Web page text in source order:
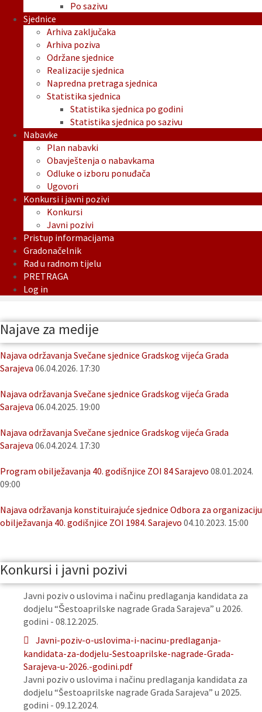
Po sazivu
Sjednice
Arhiva zaključaka
Arhiva poziva
Održane sjednice
Realizacije sjednica
Napredna pretraga sjednica
Statistika sjednica
Statistika sjednica po godini
Statistika sjednica po sazivu
Nabavke
Plan nabavki
Obavještenja o nabavkama
Odluke o izboru ponuđača
Ugovori
Konkursi i javni pozivi
Konkursi
Javni pozivi
Pristup informacijama
Gradonačelnik
Rad u radnom tijelu
PRETRAGA
Log in
Najave za medije
Najava održavanja Svečane sjednice Gradskog vijeća Grada
Sarajeva 06.04.2026. 17:30
Najava održavanja Svečane sjednice Gradskog vijeća Grada
Sarajeva 06.04.2025. 19:00
Najava održavanja Svečane sjednice Gradskog vijeća Grada
Sarajeva 06.04.2024. 17:30
Program obilježavanja 40. godišnjice ZOI 84 Sarajevo 08.01.2024.
09:00
Najava održavanja konstituirajuće sjednice Odbora za organizaciju
obilježavanja 40. godišnjice ZOI 1984. Sarajevo 04.10.2023. 15:00
Konkursi i javni pozivi
Javni poziv o uslovima i načinu predlaganja kandidata za
dodjelu “Šestoaprilske nagrade Grada Sarajeva” u 2026.
godini - 08.12.2025.
Javni-poziv-o-uslovima-i-nacinu-predlaganja-
kandidata-za-dodjelu-Sestoaprilske-nagrade-Grada-
Sarajeva-u-2026.-godini.pdf
Javni poziv o uslovima i načinu predlaganja kandidata za
dodjelu “Šestoaprilske nagrade Grada Sarajeva” u 2025.
godini - 09.12.2024.